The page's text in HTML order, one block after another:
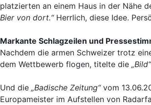
platzierten an einem Haus in der Nähe
Bier von dort.“Herrlich, diese Idee.
Markante Schlagzeilen und
Nachdem die armen Schweizer trotz
dem Wettbewerb flogen, titelte die „Bild“
Und die „Badische Zeitung“vom
Europameister im Aufstellen von